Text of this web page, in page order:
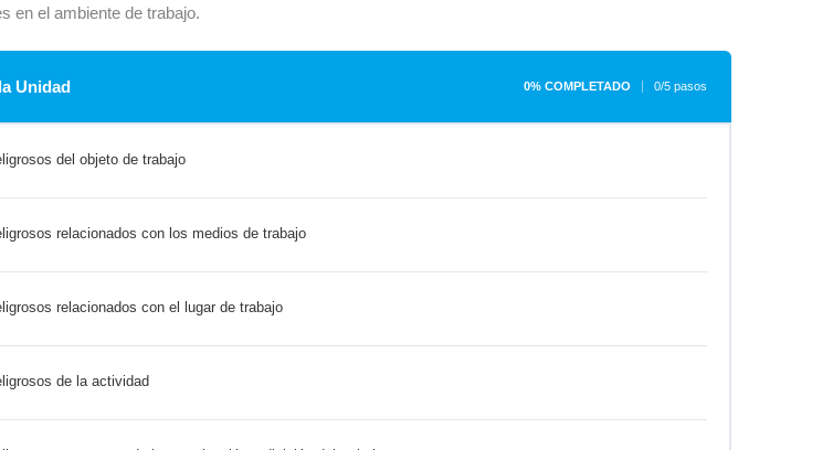
en el ambiente de trabajo.
Unidad 0% COMPLETADO 0/5 pasos
del objeto de trabajo
relacionados con los medios de trabajo
relacionados con el lugar de trabajo
de la actividad